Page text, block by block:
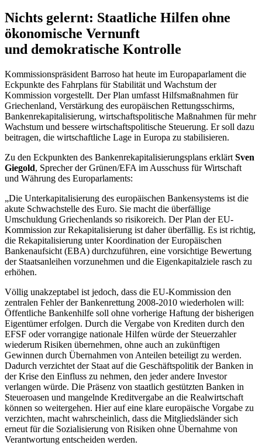
Nichts gelernt: Staatliche Hilfen ohne
ökonomische Vernunft
und demokratische Kontrolle
Kommissionspräsident Barroso hat heute im Europaparlament die
Eckpunkte des Fahrplans für Stabilität und Wachstum der
Kommission vorgestellt. Der Plan umfasst Hilfsmaßnahmen für
Griechenland, Verstärkung des europäischen Rettungsschirms,
Bankenrekapitalisierung, wirtschaftspolitische Maßnahmen für mehr
Wachstum und bessere wirtschaftspolitische Steuerung. Er soll dazu
beitragen, die wirtschaftliche Lage in Europa zu stabilisieren.
Zu den Eckpunkten des Bankenrekapitalisierungsplans erklärt Sven
Giegold, Sprecher der Grünen/EFA im Ausschuss für Wirtschaft
und Währung des Europarlaments:
„Die Unterkapitalisierung des europäischen Bankensystems ist die
akute Schwachstelle des Euro. Sie macht die überfällige
Umschuldung Griechenlands so risikoreich. Der Plan der EU-
Kommission zur Rekapitalisierung ist daher überfällig. Es ist richtig,
die Rekapitalisierung unter Koordination der Europäischen
Bankenaufsicht (EBA) durchzuführen, eine vorsichtige Bewertung
der Staatsanleihen vorzunehmen und die Eigenkapitalziele rasch zu
erhöhen.
Völlig unakzeptabel ist jedoch, dass die EU-Kommission den
zentralen Fehler der Bankenrettung 2008-2010 wiederholen will:
Öffentliche Bankenhilfe soll ohne vorherige Haftung der bisherigen
Eigentümer erfolgen. Durch die Vergabe von Krediten durch den
EFSF oder vorrangige nationale Hilfen würde der Steuerzahler
wiederum Risiken übernehmen, ohne auch an zukünftigen
Gewinnen durch Übernahmen von Anteilen beteiligt zu werden.
Dadurch verzichtet der Staat auf die Geschäftspolitik der Banken in
der Krise den Einfluss zu nehmen, den jeder andere Investor
verlangen würde. Die Präsenz von staatlich gestützten Banken in
Steueroasen und mangelnde Kreditvergabe an die Realwirtschaft
können so weitergehen. Hier auf eine klare europäische Vorgabe zu
verzichten, macht wahrscheinlich, dass die Mitgliedsländer sich
erneut für die Sozialisierung von Risiken ohne Übernahme von
Verantwortung entscheiden werden.